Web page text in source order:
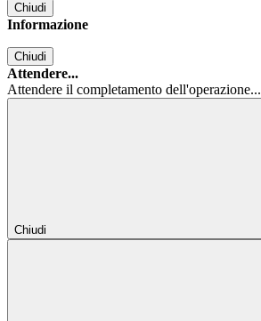
Chiudi
Informazione
Chiudi
Attendere...
Attendere il completamento dell'operazione...
Chiudi